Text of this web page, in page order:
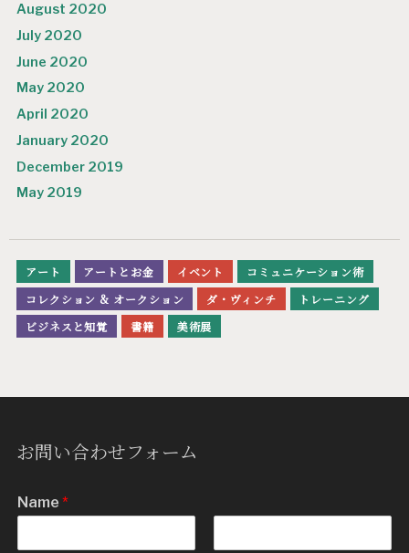
August 2020
July 2020
June 2020
May 2020
April 2020
January 2020
December 2019
May 2019
アート アートとお金 イベント
コミュニケーション術
コレクション & オークション
ダ・ヴィンチ
トレーニング
ビジネスと知覚
書籍 美術展
お問い合わせフォーム
Name*